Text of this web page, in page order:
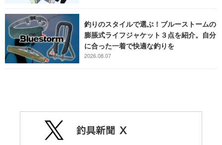
釣りのスタイルで選ぶ！ブルーストームの
膨脹式ライフジャケット３点を紹介。自分
に合った一着で快適な釣りを
2026.08.07